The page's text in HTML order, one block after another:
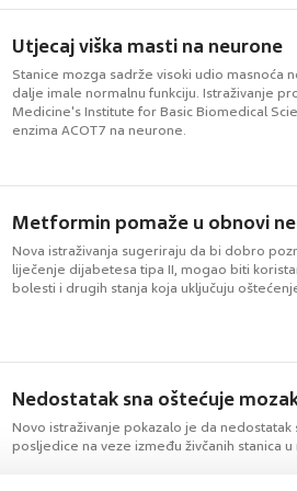
Utjecaj viška masti na neurone
Stanice mozga sadrže visoki udio masnoća
dalje imale normalnu funkciju. Istraživanje
Medicine's Institute for Basic Biomedical
enzima ACOT7 na neurone.
Metformin pomaže u obnovi
Nova istraživanja sugeriraju da bi dobro
liječenje dijabetesa tipa II, mogao biti
bolesti i drugih stanja koja uključuju
Nedostatak sna oštećuje
Novo istraživanje pokazalo je da
posljedice na veze između živčanih stanica u